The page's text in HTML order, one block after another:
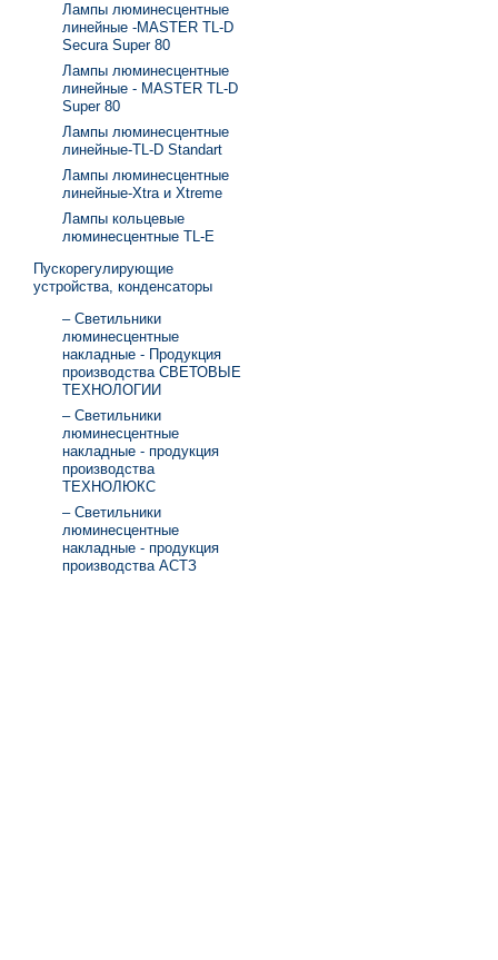
Лампы люминесцентные
линейные -MASTER TL-D
Secura Super 80
Лампы люминесцентные
линейные - MASTER TL-D
Super 80
Лампы люминесцентные
линейные-TL-D Standart
Лампы люминесцентные
линейные-Xtra и Xtreme
Лампы кольцевые
люминесцентные TL-E
Пускорегулирующие
устройства, конденсаторы
– Светильники
люминесцентные
накладные - Продукция
производства СВЕТОВЫЕ
ТЕХНОЛОГИИ
– Светильники
люминесцентные
накладные - продукция
производства
ТЕХНОЛЮКС
– Светильники
люминесцентные
накладные - продукция
производства АСТЗ